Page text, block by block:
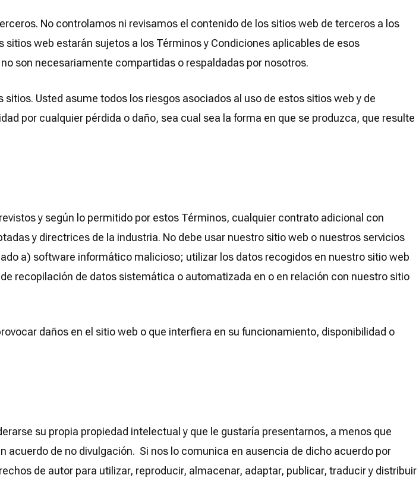
No controlamos ni revisamos el contenido de los sitios web de terceros a los
web estarán sujetos a los Términos y Condiciones aplicables de esos
son necesariamente compartidas o respaldadas por nosotros.
Usted asume todos los riesgos asociados al uso de estos sitios web y de
por cualquier pérdida o daño, sea cual sea la forma en que se produzca, que resulte
y según lo permitido por estos Términos, cualquier contrato adicional con
y directrices de la industria. No debe usar nuestro sitio web o nuestros servicios
a) software informático malicioso; utilizar los datos recogidos en nuestro sitio web
recopilación de datos sistemática o automatizada en o en relación con nuestro sitio
daños en el sitio web o que interfiera en su funcionamiento, disponibilidad o
su propia propiedad intelectual y que le gustaría presentarnos, a menos que
de no divulgación. Si nos lo comunica en ausencia de dicho acuerdo por
de autor para utilizar, reproducir, almacenar, adaptar, publicar, traducir y distribuir